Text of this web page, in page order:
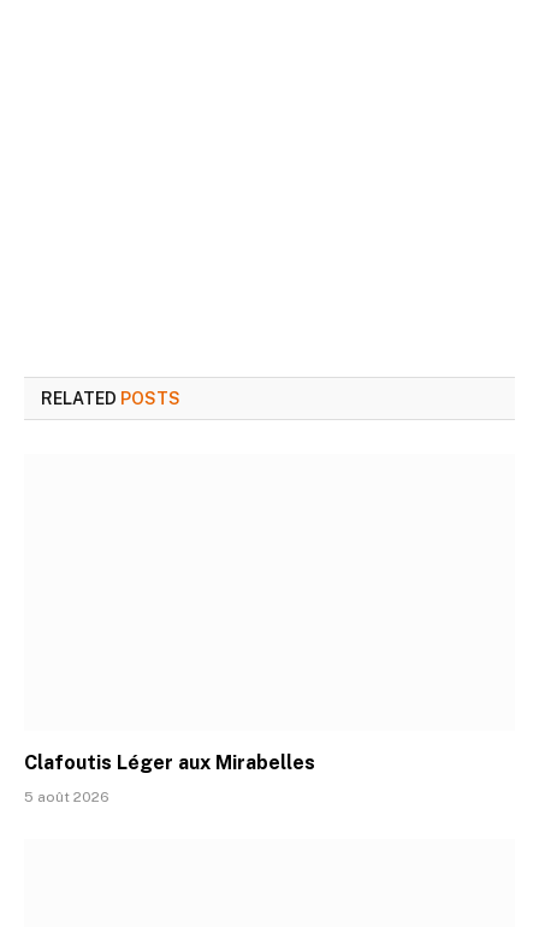
RELATED POSTS
Clafoutis Léger aux Mirabelles
5 août 2026